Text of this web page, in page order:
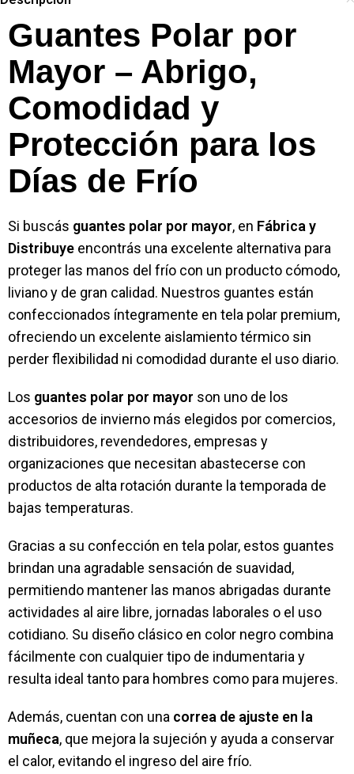
Guantes Polar por
Mayor – Abrigo,
Comodidad y
Protección para los
Días de Frío
Si buscás guantes polar por mayor, en Fábrica y
Distribuye encontrás una excelente alternativa para
proteger las manos del frío con un producto cómodo,
liviano y de gran calidad. Nuestros guantes están
confeccionados íntegramente en tela polar premium,
ofreciendo un excelente aislamiento térmico sin
perder flexibilidad ni comodidad durante el uso diario.
Los guantes polar por mayor son uno de los
accesorios de invierno más elegidos por comercios,
distribuidores, revendedores, empresas y
organizaciones que necesitan abastecerse con
productos de alta rotación durante la temporada de
bajas temperaturas.
Gracias a su confección en tela polar, estos guantes
brindan una agradable sensación de suavidad,
permitiendo mantener las manos abrigadas durante
actividades al aire libre, jornadas laborales o el uso
cotidiano. Su diseño clásico en color negro combina
fácilmente con cualquier tipo de indumentaria y
resulta ideal tanto para hombres como para mujeres.
Además, cuentan con una correa de ajuste en la
muñeca, que mejora la sujeción y ayuda a conservar
el calor, evitando el ingreso del aire frío.